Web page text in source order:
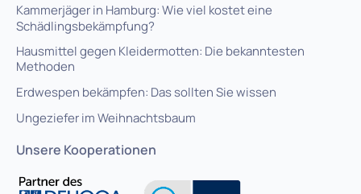
Kammerjäger in Hamburg: Wie viel kostet eine
Schädlingsbekämpfung?
Hausmittel gegen Kleidermotten: Die bekanntesten
Methoden
Erdwespen bekämpfen: Das sollten Sie wissen
Ungeziefer im Weihnachtsbaum
Unsere Kooperationen